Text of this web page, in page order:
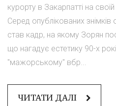
курорту в Закарпатті на
Серед опублікованих знімків
став кадр, на якому Зорян
що нагадує естетику 90-х
"мажорському" вбр...
ЧИТАТИ ДАЛІ